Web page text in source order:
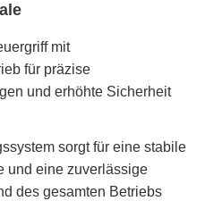
mit
für präzise
und erhöhte Sicherheit
sorgt für eine stabile
und eine zuverlässige
des gesamten Betriebs